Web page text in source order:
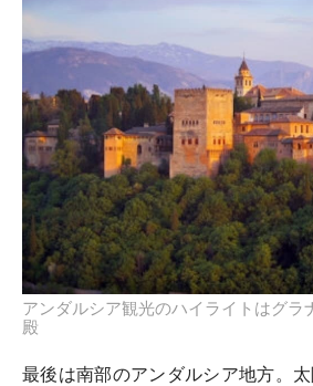
アンダルシア観光のハイライトはグラ
殿
最後は南部のアンダルシア地方。